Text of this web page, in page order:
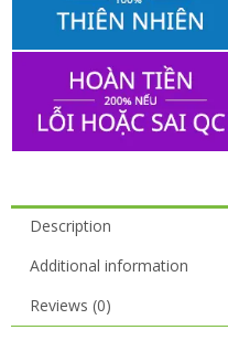
Description
Additional information
Reviews (0)